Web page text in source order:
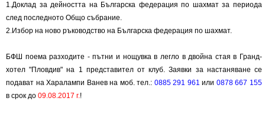
1.Доклад за дейността на Българска федерация по шахмат за периода
след последното Общо събрание.
2.Избор на ново ръководство на Българска федерация по шахмат.
БФШ поема разходите - пътни и нощувка в легло в двойна стая в Гранд-
хотел "Пловдив" на 1 представител от клуб. Заявки за настаняване се
подават на Харалампи Ванев на моб. тел.: 0885 291 961 или 0878 667 155
в срок до 09.08.2017 г.!